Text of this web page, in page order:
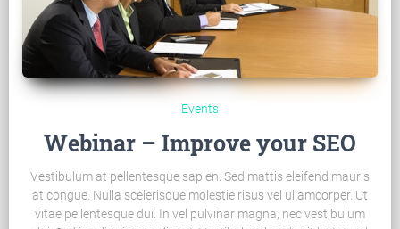
Events
Webinar – Improve your SEO
Vestibulum at pellentesque sapien. Sed mattis eleifend mauris
at congue. Nulla scelerisque molestie risus vel ullamcorper. Ut
vitae pellentesque dui. In vel pulvinar magna, nec vestibulum